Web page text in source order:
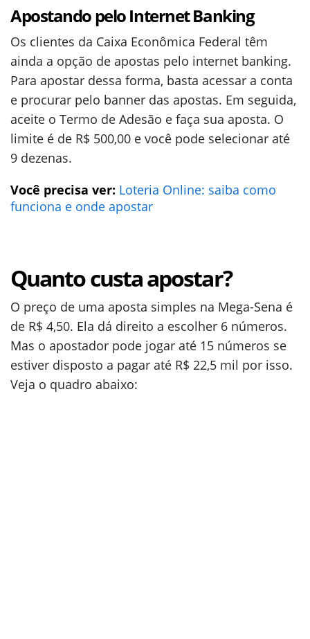
Apostando pelo Internet Banking
Os clientes da Caixa Econômica Federal têm
ainda a opção de apostas pelo internet banking.
Para apostar dessa forma, basta acessar a conta
e procurar pelo banner das apostas. Em seguida,
aceite o Termo de Adesão e faça sua aposta. O
limite é de R$ 500,00 e você pode selecionar até
9 dezenas.
Você precisa ver: Loteria Online: saiba como
funciona e onde apostar
Quanto custa apostar?
O preço de uma aposta simples na Mega-Sena é
de R$ 4,50. Ela dá direito a escolher 6 números.
Mas o apostador pode jogar até 15 números se
estiver disposto a pagar até R$ 22,5 mil por isso.
Veja o quadro abaixo: